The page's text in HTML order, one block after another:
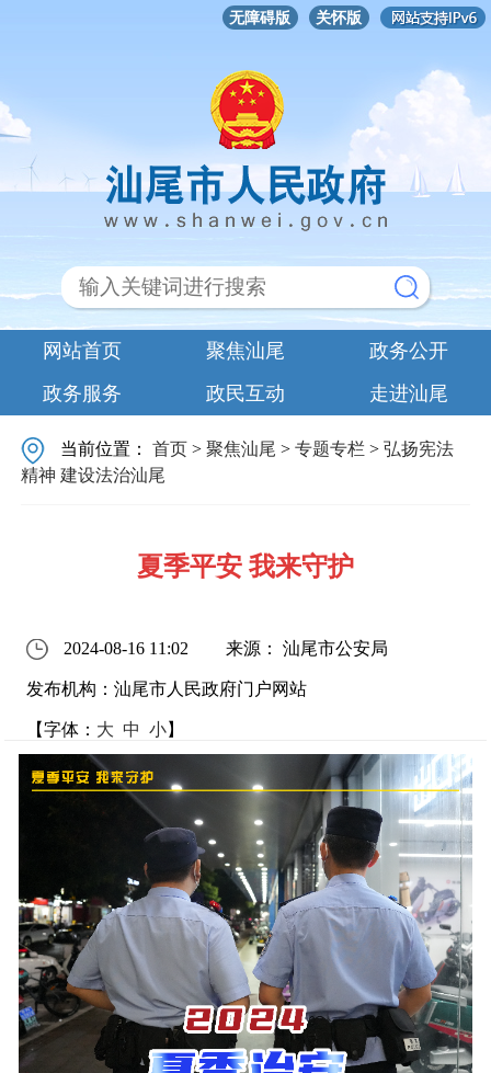
无障碍版 关怀版
网站首页 聚焦汕尾
政务公开
政务服务
政民互动 走进汕尾
当前位置：首页 >聚焦汕尾 >专题专栏 >弘扬宪法
精神 建设法治汕尾
夏季平安 我来守护
2024-08-16 11:02 来源： 汕尾市公安局
发布机构：汕尾市人民政府门户网站
【字体： 大 中 小】